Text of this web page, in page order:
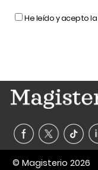
He leído y acepto la
© Magisterio 2026